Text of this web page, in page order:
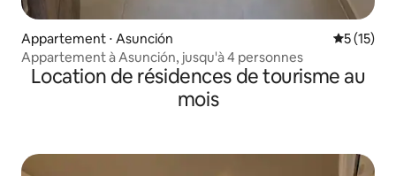
Appartement ⋅ Asunción
5 (15)
Appartement à Asunción, jusqu'à 4 personnes
Location de résidences de tourisme au
mois